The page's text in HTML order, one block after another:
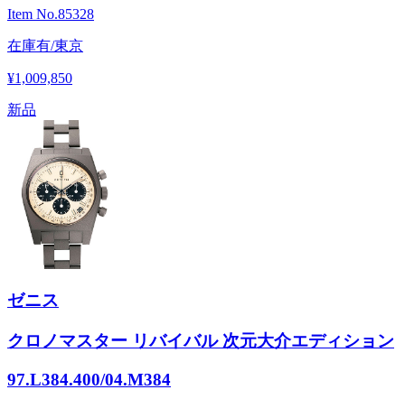
Item No.85328
在庫有/東京
¥1,009,850
新品
ゼニス
クロノマスター リバイバル 次元大介エディション
97.L384.400/04.M384